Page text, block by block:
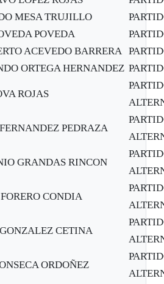
MESA TRUJILLO
POVEDA
ACEVEDO BARRERA
ORTEGA HERNANDEZ
ROJAS
PEDRAZA
GRANDAS RINCON
CONDIA
CETINA
ORDOÑEZ